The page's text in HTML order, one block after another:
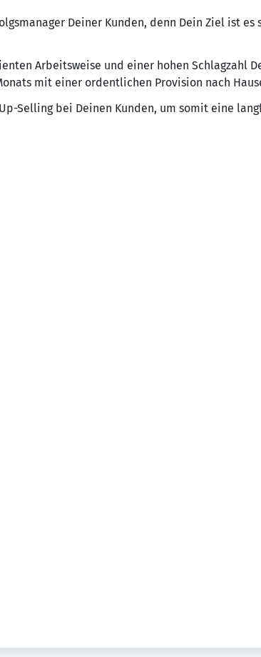
Deiner Kunden, denn Dein Ziel ist
Arbeitsweise und einer hohen Schlagzahl
mit einer ordentlichen Provision nach
Selling bei Deinen Kunden, um somit eine